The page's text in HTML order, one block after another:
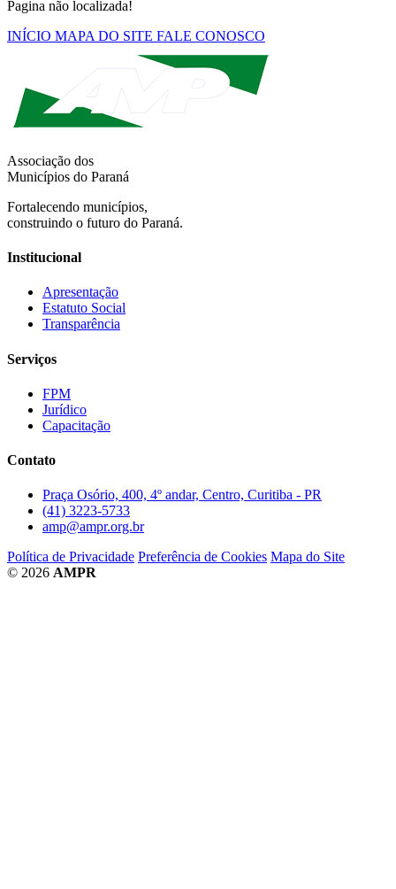
Pagina não localizada!
INÍCIO MAPA DO SITE FALE CONOSCO
Associação dos
Municípios do Paraná
Fortalecendo municípios,
construindo o futuro do Paraná.
Institucional
Apresentação
Estatuto Social
Transparência
Serviços
FPM
Jurídico
Capacitação
Contato
Praça Osório, 400, 4º andar, Centro, Curitiba - PR
(41) 3223-5733
amp@ampr.org.br
Política de Privacidade Preferência de Cookies Mapa do Site
© 2026 AMPR